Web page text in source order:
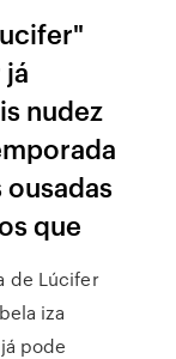
nudez
que
de Lúcifer
iza
pode